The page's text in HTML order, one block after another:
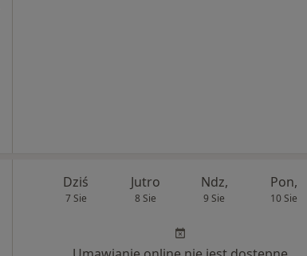
Dziś
7 Sie
Jutro
8 Sie
Ndz,
9 Sie
Pon,
10 Sie